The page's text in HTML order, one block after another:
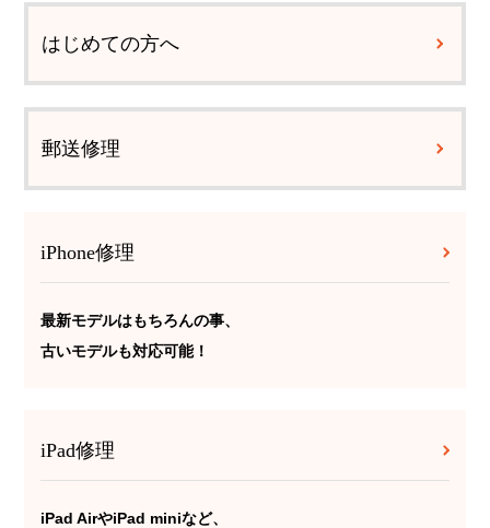
はじめての方へ
郵送修理
iPhone修理
最新モデルはもちろんの事、
古いモデルも対応可能！
iPad修理
iPad AirやiPad miniなど、